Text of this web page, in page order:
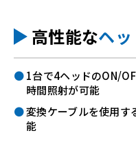
高性能なヘ
1台で4ヘッドのON/
時間照射が可能
変換ケーブルを使用す
能